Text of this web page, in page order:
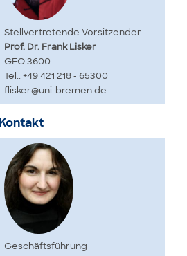
Stellvertretende Vorsitzender
Prof. Dr. Frank Lisker
GEO 3600
Tel.: +49 421 218 - 65300
flisker@uni-bremen.de
Kontakt
Geschäftsführung